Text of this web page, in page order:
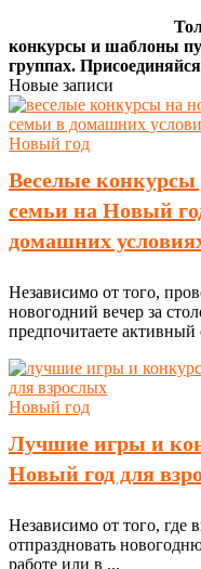
конкурсы и шаблоны
группах.
Новые записи
Новый год
Веселые конкурсы
семьи на Новый
домашних
Независимо от того,
новогодний вечер за
предпочитаете активный
Новый год
Лучшие игры и
Новый год для
Независимо от того, где
отпраздновать
работе или в ...